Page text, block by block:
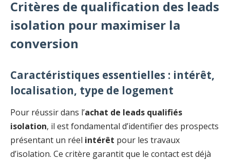
Critères de qualification des leads
isolation pour maximiser la
conversion
Caractéristiques essentielles : intérêt,
localisation, type de logement
Pour réussir dans l’achat de leads qualifiés
isolation, il est fondamental d’identifier des prospects
présentant un réel intérêt pour les travaux
d’isolation. Ce critère garantit que le contact est déjà